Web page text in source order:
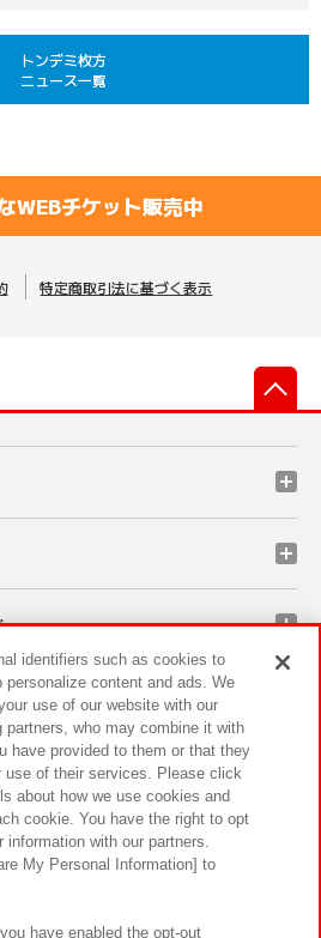
トンデミ枚方
ニュース一覧
WEBチケット販売中
特定商取引法に基づく表示
ン
テナビリティ サイトポリシー
ウェブアクセシビリティ方針と検証結果
もに
方針 よくあるご質問・お問い合わせ
identifiers such as cookies to
content and ads. We
use of our website with our
partners, who may combine it with
have provided to them or that they
use of their services. Please click
about how we use cookies and
cookie. You have the right to opt
information with our partners.
My Personal Information] to
have enabled the opt-out